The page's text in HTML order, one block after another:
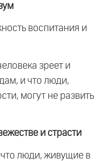
воспитания и
зреет и
и что люди,
могут не развить
и страсти
что люди, живущие в